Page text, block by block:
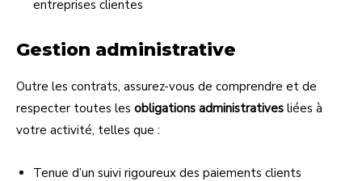
entreprises clientes
Gestion administrative
Outre les contrats, assurez-vous de comprendre et de
respecter toutes les obligations administratives liées à
votre activité, telles que :
Tenue d’un suivi rigoureux des paiements clients